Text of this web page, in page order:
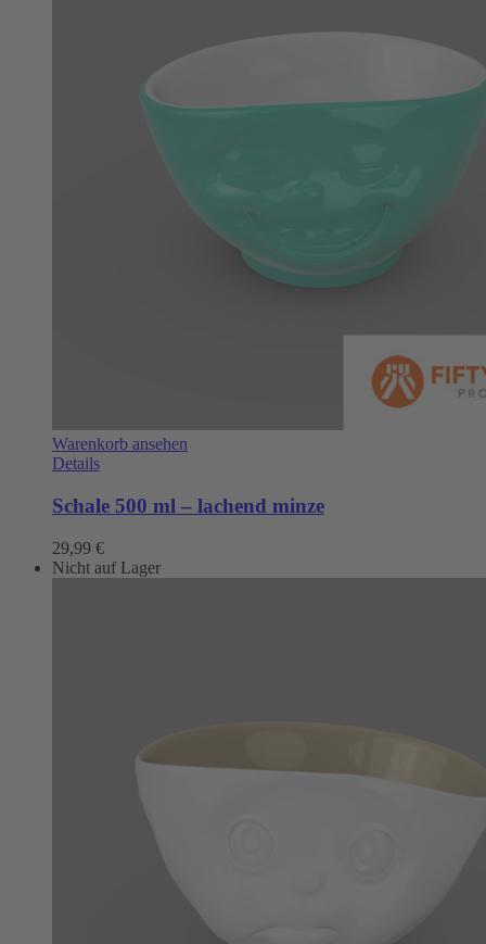
Warenkorb ansehen
Details
Schale 500 ml – lachend minze
29,99 €
Nicht auf Lager